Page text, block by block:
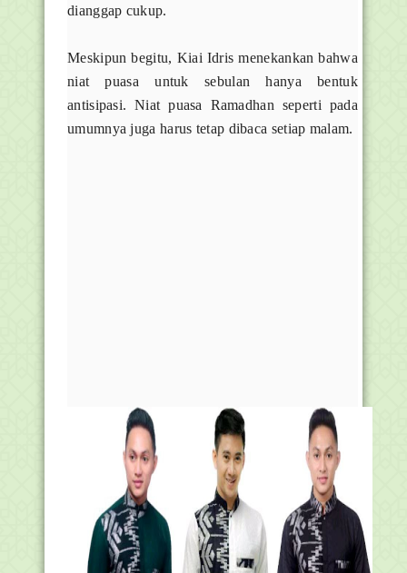
dianggap cukup.
Meskipun begitu, Kiai Idris menekankan bahwa
niat puasa untuk sebulan hanya bentuk
antisipasi. Niat puasa Ramadhan seperti pada
umumnya juga harus tetap dibaca setiap malam.